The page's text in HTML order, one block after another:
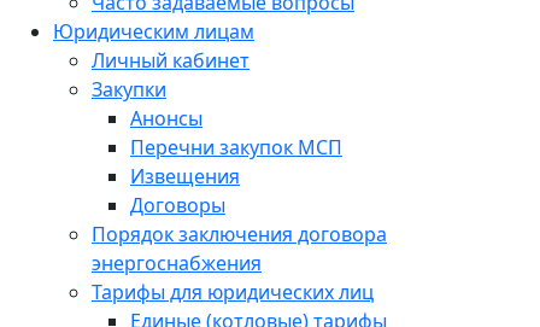
Юридическим лицам
Личный кабинет
Закупки
Анонсы
Перечни закупок МСП
Извещения
Договоры
Порядок заключения договора
энергоснабжения
Тарифы для юридических лиц
Единые (котловые) тарифы